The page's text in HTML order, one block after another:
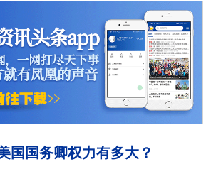
国国务卿权力有多大？